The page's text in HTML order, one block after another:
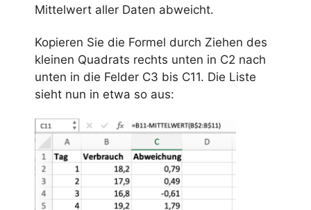
Mittelwert aller Daten abweicht.
Kopieren Sie die Formel durch Ziehen des
kleinen Quadrats rechts unten in C2 nach
unten in die Felder C3 bis C11. Die Liste
sieht nun in etwa so aus: